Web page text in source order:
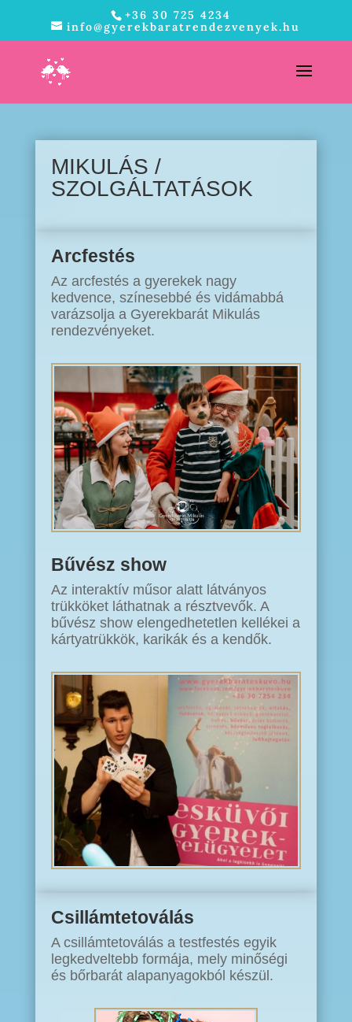
+36 30 725 4234
info@gyerekbaratrendezvenyek.hu
MIKULÁS /
SZOLGÁLTATÁSOK
Arcfestés
Az arcfestés a gyerekek nagy
kedvence, színesebbé és vidámabbá
varázsolja a Gyerekbarát Mikulás
rendezvényeket.
Bűvész show
Az interaktív műsor alatt látványos
trükköket láthatnak a résztvevők. A
bűvész show elengedhetetlen kellékei a
kártyatrükkök, karikák és a kendők.
Csillámtetoválás
A csillámtetoválás a testfestés egyik
legkedveltebb formája, mely minőségi
és bőrbarát alapanyagokból készül.